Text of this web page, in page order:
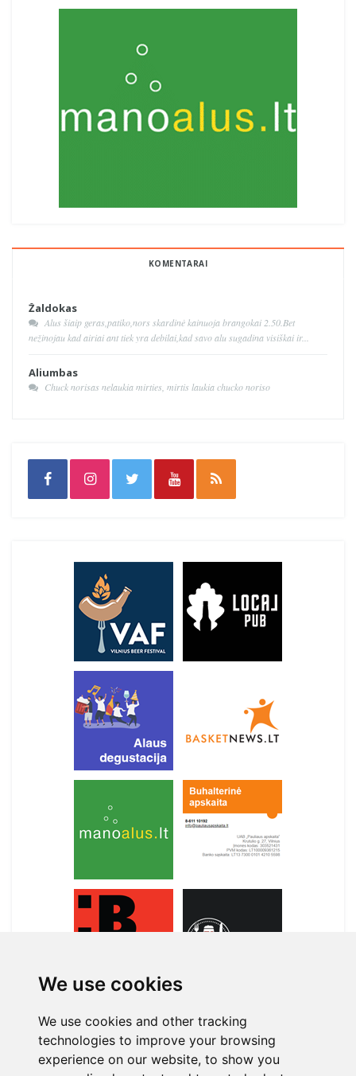
We use cookies
We use cookies and other tracking
technologies to improve your browsing
experience on our website, to show you
KOMENTARAI
Žaldokas
Alus šiaip geras,patiko,nors skardinė kainuoja brangokai 2.50.Bet
nežinojau kad airiai ant tiek yra debilai,kad savo alu sugadina visiškai ir...
Aliumbas
Chuck norisas nelaukia mirties, mirtis laukia chucko noriso
APIE MANE